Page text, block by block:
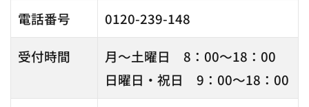
電話番号 0120-239-148
受付時間
月～土曜日 8：00～18：00
日曜日・祝日 9：00～18：00